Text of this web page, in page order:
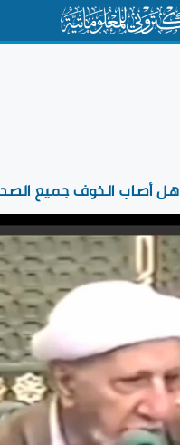
هل أصاب الخوف جميع